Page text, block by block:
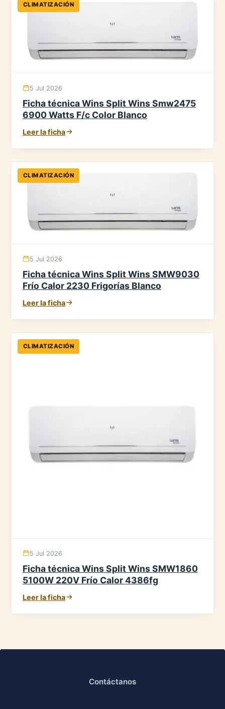
CLIMATIZACIÓN
5 Jul 2026
Ficha técnica Wins Split Wins Smw2475
6900 Watts F/c Color Blanco
Leer la ficha
CLIMATIZACIÓN
5 Jul 2026
Ficha técnica Wins Split Wins SMW9030
Frío Calor 2230 Frigorías Blanco
Leer la ficha
CLIMATIZACIÓN
5 Jul 2026
Ficha técnica Wins Split Wins SMW1860
5100W 220V Frío Calor 4386fg
Leer la ficha
Contáctanos